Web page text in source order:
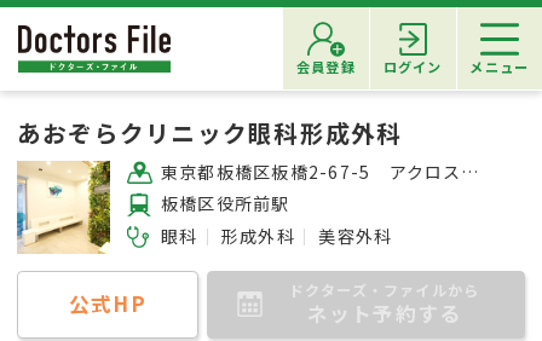
会員登録 ログイン メニュー
あおぞらクリニック眼科形成外科
東京都板橋区板橋2-67-5 アクロスキューブ板橋2F
板橋区役所前駅
眼科
形成外科 美容外科
公式HP ドクターズ・ファイルから
ネット予約する